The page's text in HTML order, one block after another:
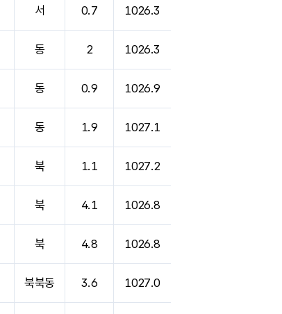
서 0.7 1026.3
동 2 1026.3
동 0.9 1026.9
동 1.9 1027.1
북 1.1 1027.2
북 4.1 1026.8
북 4.8 1026.8
북북동 3.6 1027.0